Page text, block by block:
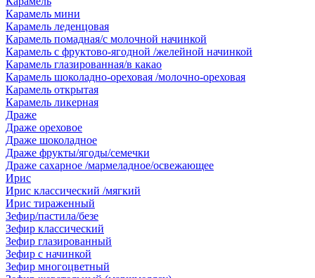
Карамель мини
Карамель леденцовая
Карамель помадная/с молочной начинкой
Карамель с фруктово-ягодной /желейной начинкой
Карамель глазированная/в какао
Карамель шоколадно-ореховая /молочно-ореховая
Карамель открытая
Карамель ликерная
Драже
Драже ореховое
Драже шоколадное
Драже фрукты/ягоды/семечки
Драже сахарное /мармеладное/освежающее
Ирис
Ирис классический /мягкий
Ирис тираженный
Зефир/пастила/безе
Зефир классический
Зефир глазированный
Зефир с начинкой
Зефир многоцветный